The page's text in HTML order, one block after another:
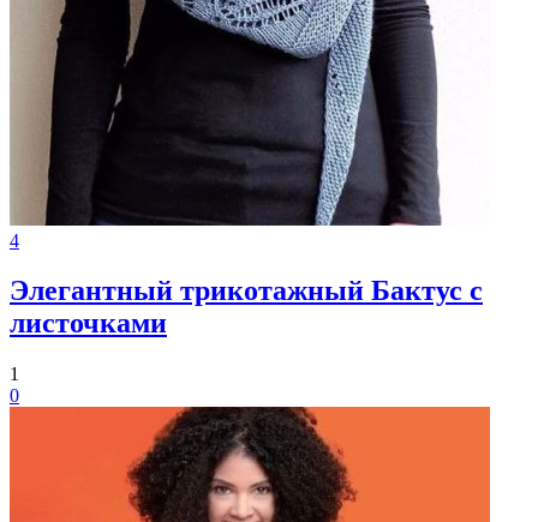
4
Элегантный трикотажный Бактус с
листочками
1
0